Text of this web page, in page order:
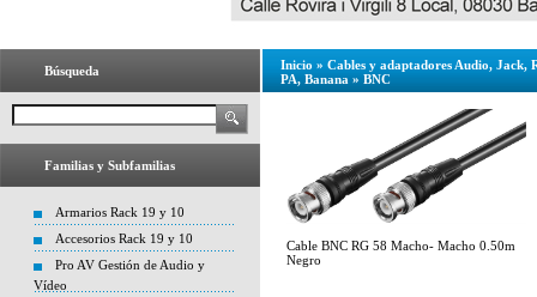
Búsqueda
Familias y Subfamilias
Armarios Rack 19 y 10
Accesorios Rack 19 y 10
Pro AV Gestión de Audio y
Vídeo
Inicio » Cables y adaptadores Audio, Jack,
PA, Banana » BNC
Cable BNC RG 58 Macho- Macho 0.50m
Negro